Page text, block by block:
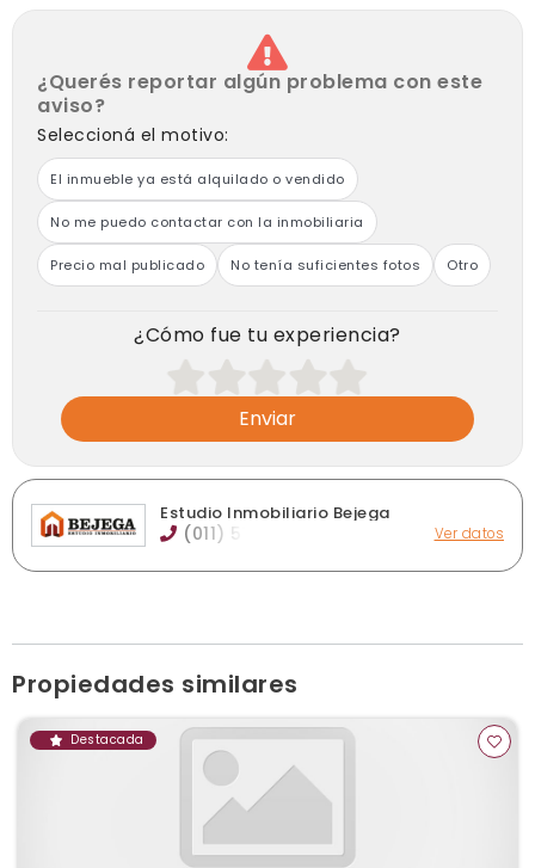
¿Querés reportar algún problema con este
aviso?
Seleccioná el motivo:
El inmueble ya está alquilado o vendido
No me puedo contactar con la inmobiliaria
Precio mal publicado No tenía suficientes fotos Otro
¿Cómo fue tu experiencia?
Enviar
Estudio Inmobiliario Bejega
(011) 51 Ver datos
Ver publicaciones de la inmobiliaria
Propiedades similares
Destacada